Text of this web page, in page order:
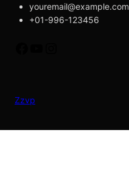
youremail@example.com
+01-996-123456
Zzvp